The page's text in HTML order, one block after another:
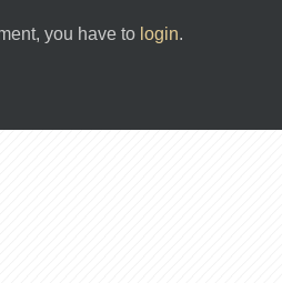
you have to login.